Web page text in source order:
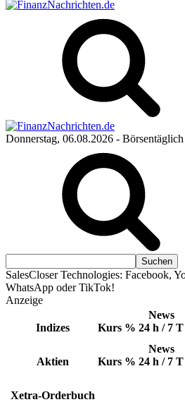
Donnerstag, 06.08.2026 -
SalesCloser Technologies: Facebook,
WhatsApp oder TikTok!
Anzeige
Indizes Kurs %
News
24 h / 7 T
Aktien Kurs %
News
24 h / 7 T
Xetra-Orderbuch